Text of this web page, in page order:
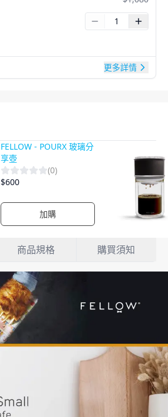
更多詳情
FELLOW - POURX 玻璃分
享壺
(0)
$600
加購
商品規格 購買須知